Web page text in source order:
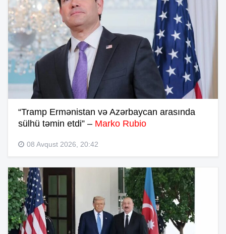
“Tramp Ermənistan və Azərbaycan arasında
sülhü təmin etdi” – Marko Rubio
08 Avqust 2026, 20:42